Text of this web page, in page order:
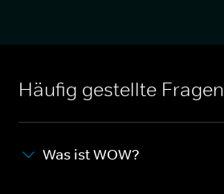
Häufig gestellte Fragen
Was ist WOW?